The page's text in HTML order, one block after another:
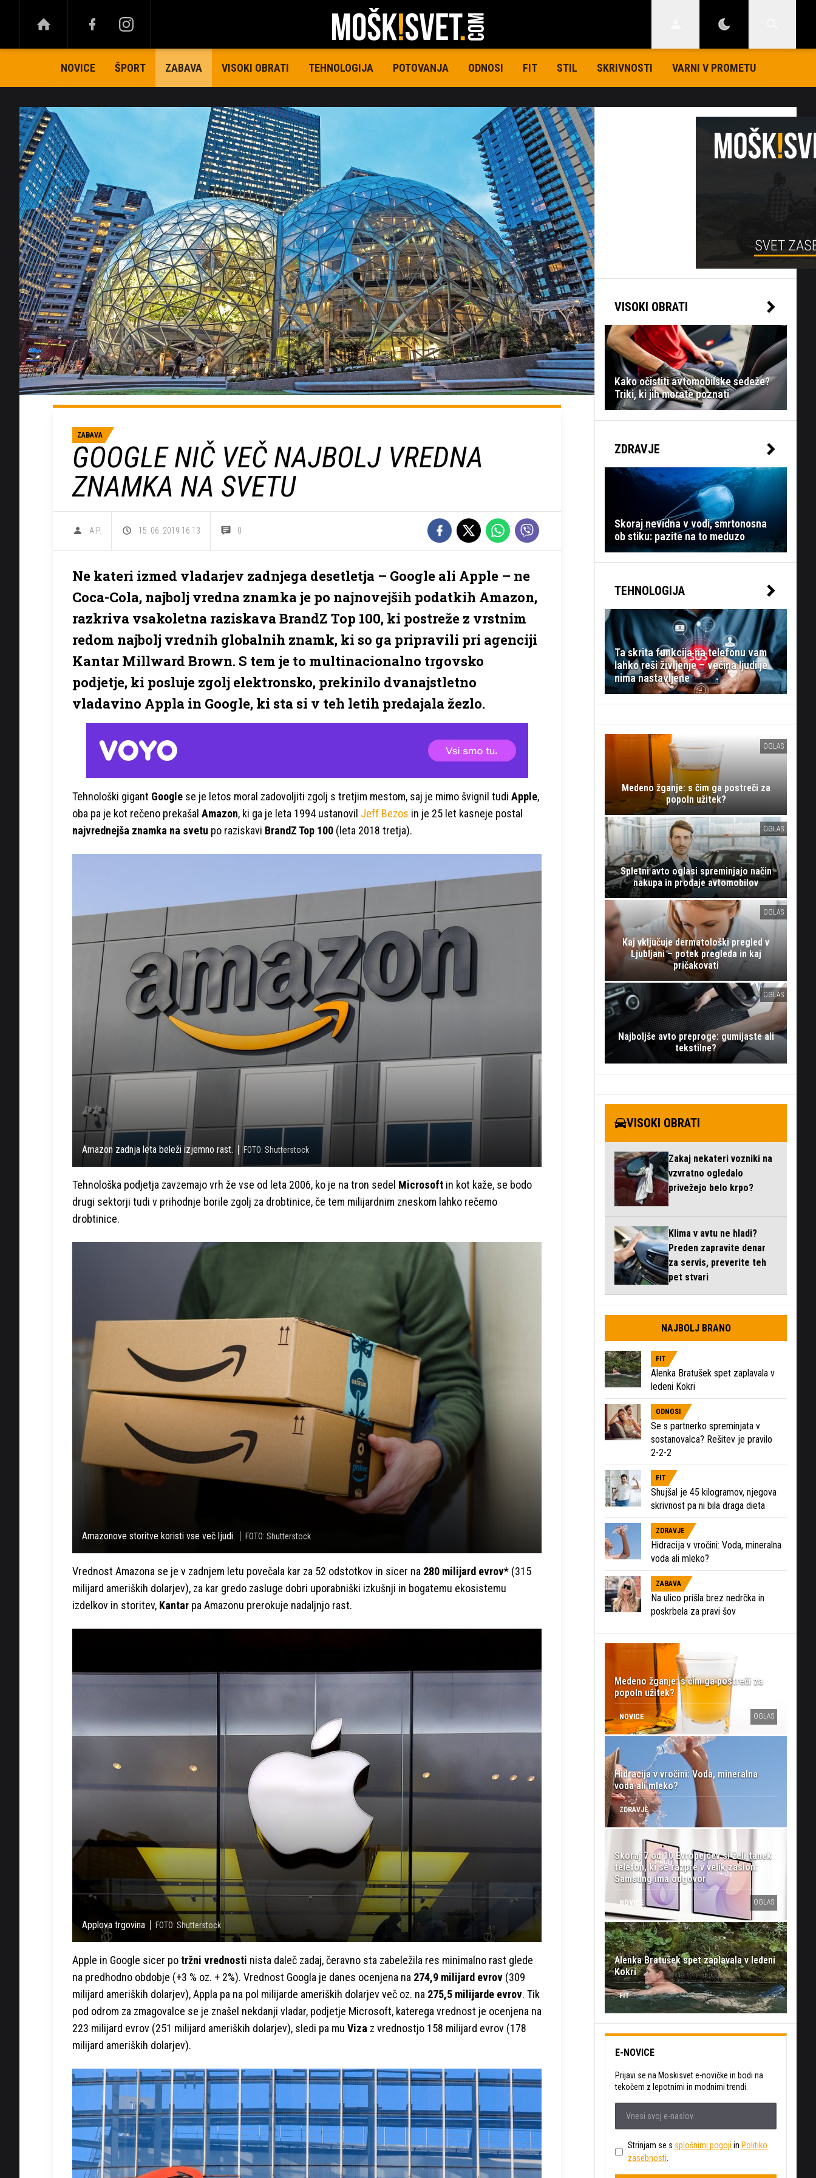
NOVICE ŠPORT ZABAVA VISOKI OBRATI TEHNOLOGIJA POTOVANJA ODNOSI FIT STIL SKRIVNOSTI VARNI V PROMETU
ZABAVA
GOOGLE NIČ VEČ NAJBOLJ VREDNA
ZNAMKA NA SVETU
A.P. 15. 06. 2019 16.13 0
Ne kateri izmed vladarjev zadnjega desetletja – Google ali Apple – ne
Coca-Cola, najbolj vredna znamka je po najnovejših podatkih Amazon,
razkriva vsakoletna raziskava BrandZ Top 100, ki postreže z vrstnim
redom najbolj vrednih globalnih znamk, ki so ga pripravili pri agenciji
Kantar Millward Brown. S tem je to multinacionalno trgovsko
podjetje, ki posluje zgolj elektronsko, prekinilo dvanajstletno
vladavino Appla in Google, ki sta si v teh letih predajala žezlo.
Tehnološki gigant Google se je letos moral zadovoljiti zgolj s tretjim mestom, saj je mimo švignil tudi Apple,
oba pa je kot rečeno prekašal Amazon, ki ga je leta 1994 ustanovil Jeff Bezos in je 25 let kasneje postal
najvrednejša znamka na svetu po raziskavi BrandZ Top 100 (leta 2018 tretja).
Amazon zadnja leta beleži izjemno rast. FOTO: Shutterstock
Tehnološka podjetja zavzemajo vrh že vse od leta 2006, ko je na tron sedel Microsoft in kot kaže, se bodo
drugi sektorji tudi v prihodnje borile zgolj za drobtinice, če tem milijardnim zneskom lahko rečemo
drobtinice.
Amazonove storitve koristi vse več ljudi. FOTO: Shutterstock
Vrednost Amazona se je v zadnjem letu povečala kar za 52 odstotkov in sicer na 280 milijard evrov* (315
milijard ameriških dolarjev), za kar gredo zasluge dobri uporabniški izkušnji in bogatemu ekosistemu
izdelkov in storitev, Kantar pa Amazonu prerokuje nadaljnjo rast.
Applova trgovina FOTO: Shutterstock
Apple in Google sicer potržni vrednosti nista daleč zadaj, čeravno sta zabeležila res minimalno rast glede
na predhodno obdobje (+3 % oz. + 2%). Vrednost Googla je danes ocenjena na 274,9 milijard evrov (309
milijard ameriških dolarjev), Appla pa na pol milijarde ameriških dolarjev več oz. na 275,5 milijarde evrov. Tik
pod odrom za zmagovalce se je znašel nekdanji vladar, podjetje Microsoft, katerega vrednost je ocenjena na
223 milijard evrov (251 milijard ameriških dolarjev), sledi pa mu Viza z vrednostjo 158 milijard evrov (178
milijard ameriških dolarjev).
VISOKI OBRATI
Kako očistiti avtomobilske sedeže?
Triki, ki jih morate poznati
ZDRAVJE
Skoraj nevidna v vodi, smrtonosna
ob stiku: pazite na to meduzo
TEHNOLOGIJA
Ta skrita funkcija na telefonu vam
lahko reši življenje – večina ljudi je
nima nastavljene
OGLAS
Medeno žganje: s čim ga postreči za
popoln užitek?
OGLAS
Spletni avto oglasi spreminjajo način
nakupa in prodaje avtomobilov
OGLAS
Kaj vključuje dermatološki pregled v
Ljubljani – potek pregleda in kaj
pričakovati
OGLAS
Najboljše avto preproge: gumijaste ali
tekstilne?
VISOKI OBRATI
Zakaj nekateri vozniki na
vzvratno ogledalo
privežejo belo krpo?
Klima v avtu ne hladi?
Preden zapravite denar
za servis, preverite teh
pet stvari
NAJBOLJ BRANO
FIT
Alenka Bratušek spet zaplavala v
ledeni Kokri
ODNOSI
Se s partnerko spreminjata v
sostanovalca? Rešitev je pravilo
2-2-2
FIT
Shujšal je 45 kilogramov, njegova
skrivnost pa ni bila draga dieta
ZDRAVJE
Hidracija v vročini: Voda, mineralna
voda ali mleko?
ZABAVA
Na ulico prišla brez nedrčka in
poskrbela za pravi šov
Medeno žganje: s čim ga postreči za
popoln užitek?
NOVICE OGLAS
Hidracija v vročini: Voda, mineralna
voda ali mleko?
ZDRAVJE
Skoraj 7 od 10 Evropejcev si želi tanek
telefon, ki se razpre v velik zaslon:
Samsung ima odgovor
NOVICE OGLAS
Alenka Bratušek spet zaplavala v ledeni
Kokri
FIT
E-NOVICE
Prijavi se na Moskisvet e-novičke in bodi na
tekočem z lepotnimi in modnimi trendi.
Strinjam se s splošnimi pogoji in Politiko
zasebnosti